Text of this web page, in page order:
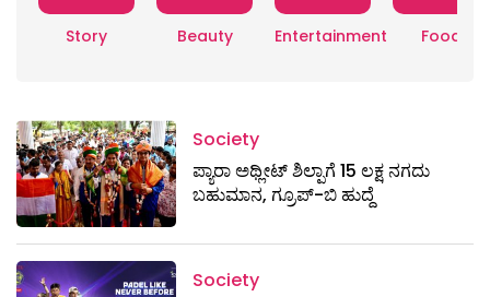
Story Beauty Entertainment Food
Society
ಪ್ಯಾರಾ ಅಥ್ಲೀಟ್ ಶಿಲ್ಪಾಗೆ 15 ಲಕ್ಷ ನಗದು
ಬಹುಮಾನ, ಗ್ರೂಪ್-ಬಿ ಹುದ್ದೆ
Society